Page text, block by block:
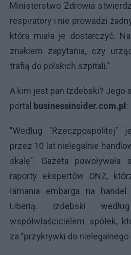
Ministerstwo Zdrowia
respiratory i nie prowadzi
która miała je dostarczyć.
znakiem zapytania, czy
trafią do polskich szpitali."
A kim jest pan Izdebski? Jego
portal businessinsider.com.pl :
"Według "Rzeczpospolitej"
przez 10 lat nielegalnie
skalę". Gazeta
raporty ekspertów ONZ,
łamania embarga na
Liberią. Izdebski
współwłaścicielem spółek,
za "przykrywki do nielegalnego